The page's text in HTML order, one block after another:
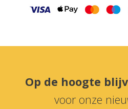
Op de hoogte
voor onze